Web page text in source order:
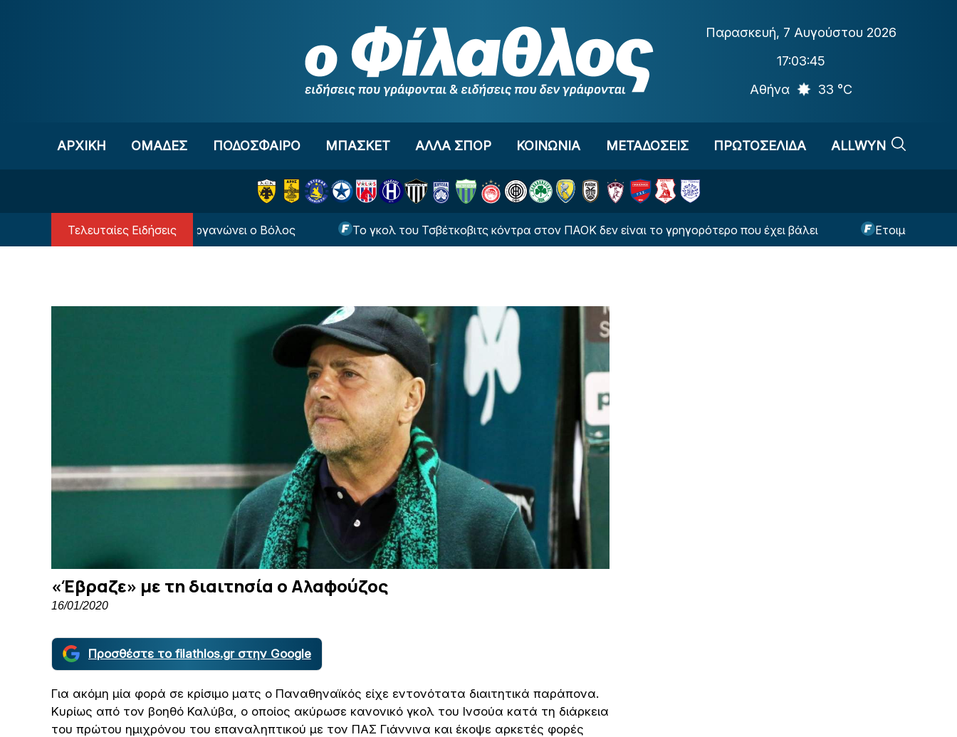
Παρασκευή, 7 Αυγούστου 2026
17:03:45
Αθήνα
33 °C
ΑΡΧΙΚΗ OΜΑΔΕΣ ΠΟΔΟΣΦΑΙΡΟ ΜΠΑΣΚΕΤ ΑΛΛΑ ΣΠΟΡ ΚΟΙΝΩΝΙΑ ΜΕΤΑΔΟΣΕΙΣ ΠΡΩΤΟΣΕΛΙΔΑ ALLWYN
Τελευταίες Ειδήσεις
Φιλανθρωπικό τουρνουά διοργανώνει ο Βόλος Το γκολ του Τσβέτκοβιτς κόντρα στον ΠΑΟΚ δεν είναι το γρηγορότερο που έχει βάλει Ετοιμάζει
«Έβραζε» με τη διαιτησία ο Αλαφούζος
16/01/2020
Προσθέστε το filathlos.gr στην Google
Για ακόμη μία φορά σε κρίσιμο ματς ο Παναθηναϊκός είχε εντονότατα διαιτητικά παράπονα.
Κυρίως από τον βοηθό Καλύβα, ο οποίος ακύρωσε κανονικό γκολ του Ινσούα κατά τη διάρκεια
του πρώτου ημιχρόνου του επαναληπτικού με τον ΠΑΣ Γιάννινα και έκοψε αρκετές φορές